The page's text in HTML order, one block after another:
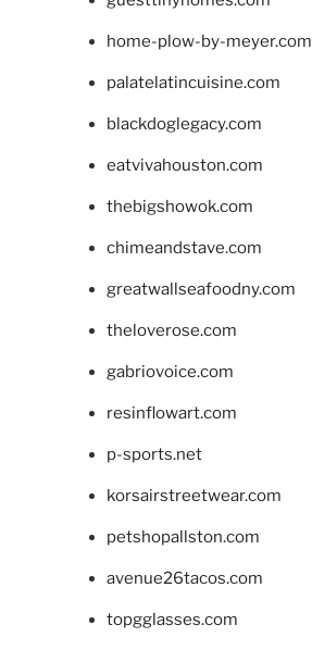
home-plow-by-meyer.com
palatelatincuisine.com
blackdoglegacy.com
eatvivahouston.com
thebigshowok.com
chimeandstave.com
greatwallseafoodny.com
theloverose.com
gabriovoice.com
resinflowart.com
p-sports.net
korsairstreetwear.com
petshopallston.com
avenue26tacos.com
topgglasses.com